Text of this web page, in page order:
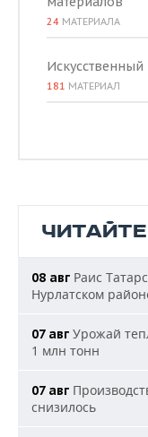
24 МАТЕРИАЛА
Искусственный
181 МАТЕРИАЛ
08 авг Раис
Нурлатском
07 авг Урожай
1 млн тонн
07 авг
снизилось